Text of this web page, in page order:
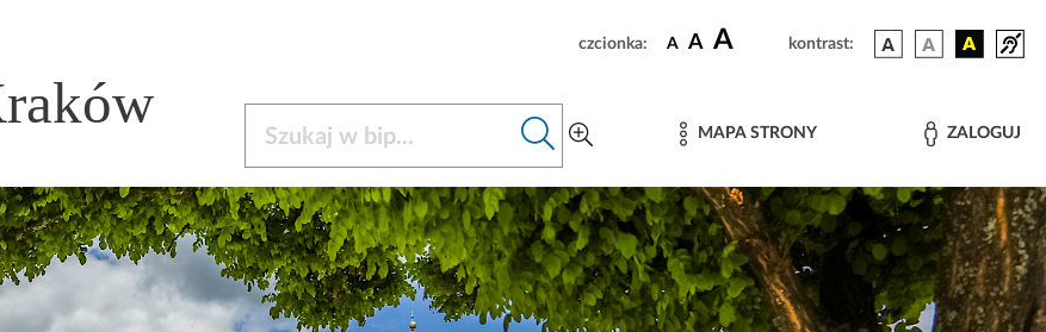
czcionka: A A A kontrast:
MAPA STRONY ZALOGUJ